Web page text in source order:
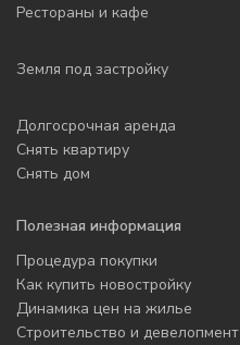
Рестораны и кафе
Земля под застройку
Долгосрочная аренда
Снять квартиру
Снять дом
Полезная информация
Процедура покупки
Как купить новостройку
Динамика цен на жилье
Строительство и девелопмент